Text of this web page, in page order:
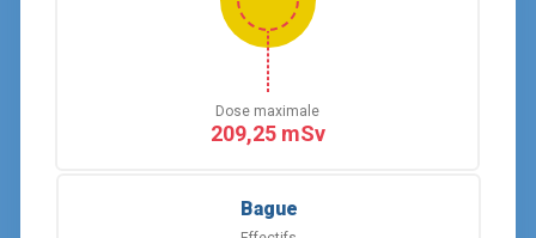
Dose maximale
209,25 mSv
Bague